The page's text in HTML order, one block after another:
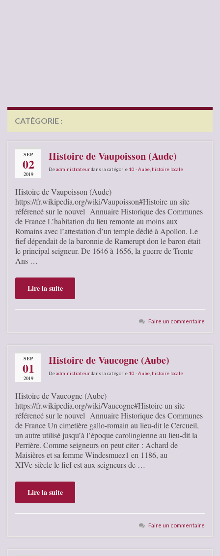
CATÉGORIE :
SEP
02
2019
Histoire de Vaupoisson (Aude)
Deadministrateurdans la catégorie 10 - Aube histoire locale
Histoire de Vaupoisson (Aude)
https://fr.wikipedia.org/wiki/Vaupoisson#Histoire un site
référencé sur le nouvel Annuaire Historique des Communes
de France L’habitation du lieu remonte au moins aux
Romains avec l’attestation d’un temple dédié à Apollon. Le
fief dépendait de la baronnie de Ramerupt don le baron était
le principal seigneur. De 1646 à 1656, la guerre de Trente
Ans …
Lire la suite
Faire un commentaire
SEP
01
2019
Histoire de Vaucogne (Aube)
Deadministrateurdans la catégorie 10 - Aube histoire locale
Histoire de Vaucogne (Aube)
https://fr.wikipedia.org/wiki/Vaucogne#Histoire un site
référencé sur le nouvel Annuaire Historique des Communes
de France Un cimetière gallo-romain au lieu-dit le Cercueil,
un autre utilisé jusqu’à l’époque carolingienne au lieu-dit la
Perrière. Comme seigneurs on peut citer : Achard de
Maisières et sa femme Windesmuez1 en 1186, au
XIVe siècle le fief est aux seigneurs de …
Lire la suite
Faire un commentaire